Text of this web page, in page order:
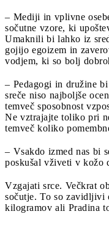
– Mediji in vplivne
sočutne vzore, ki
Umaknili bi lahko iz
gojijo egoizem in
vodjem, ki so bolj
– Pedagogi in družine
sreče niso najboljše
temveč sposobnost
Ne vztrajajte toliko pri
temveč koliko
– Vsakdo izmed nas bi
poskušal vživeti v kožo
Vzgajati srce. Večkrat
sočutje. To so zavidljivi
kilogramov ali Pradina